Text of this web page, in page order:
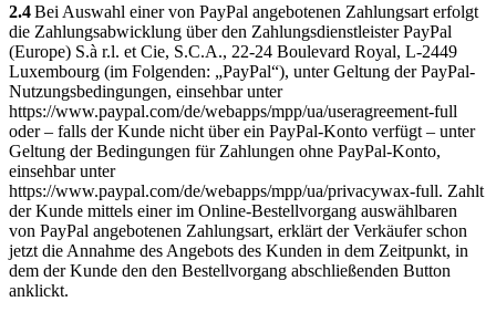
2.4Bei Auswahl einer von PayPal angebotenen Zahlungsart erfolgt
die Zahlungsabwicklung über den Zahlungsdienstleister PayPal
(Europe) S.à r.l. et Cie, S.C.A., 22-24 Boulevard Royal, L-2449
Luxembourg (im Folgenden: „PayPal“), unter Geltung der PayPal-
Nutzungsbedingungen, einsehbar unter
https://www.paypal.com/de/webapps/mpp/ua/useragreement-full
oder – falls der Kunde nicht über ein PayPal-Konto verfügt – unter
Geltung der Bedingungen für Zahlungen ohne PayPal-Konto,
einsehbar unter
https://www.paypal.com/de/webapps/mpp/ua/privacywax-full. Zahlt
der Kunde mittels einer im Online-Bestellvorgang auswählbaren
von PayPal angebotenen Zahlungsart, erklärt der Verkäufer schon
jetzt die Annahme des Angebots des Kunden in dem Zeitpunkt, in
dem der Kunde den den Bestellvorgang abschließenden Button
anklickt.